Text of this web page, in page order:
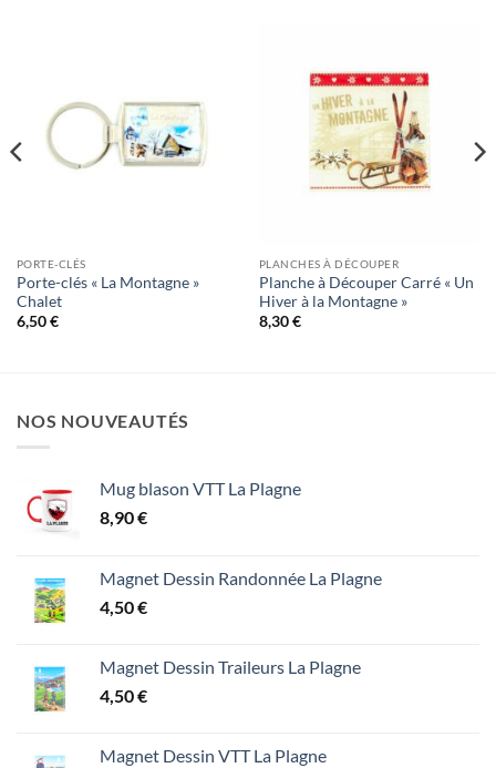
PORTE-CLÉS
Porte-clés « La Montagne »
Chalet
6,50€
PLANCHES À DÉCOUPER
Planche à Découper Carré « Un
Hiver à la Montagne »
8,30€
NOS NOUVEAUTÉS
Mug blason VTT La Plagne
8,90€
Magnet Dessin Randonnée La Plagne
4,50€
Magnet Dessin Traileurs La Plagne
4,50€
Magnet Dessin VTT La Plagne